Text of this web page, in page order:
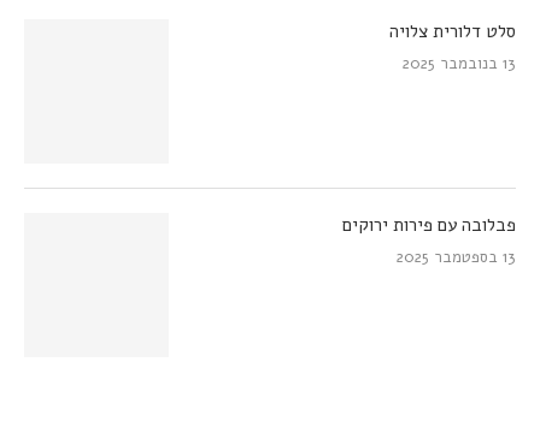
סלט דלורית צלויה
13 בנובמבר 2025
פבלובה עם פירות ירוקים
13 בספטמבר 2025